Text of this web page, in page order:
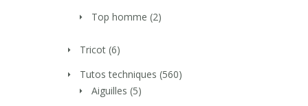
Top homme (2)
Tricot (6)
Tutos techniques (560)
Aiguilles (5)